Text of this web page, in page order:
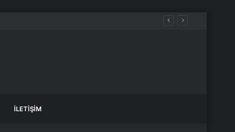
İLETIŞIM